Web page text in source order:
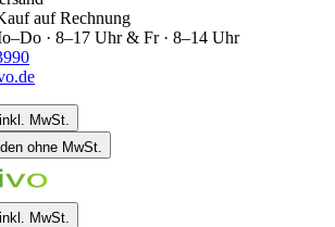
auf Rechnung
· 8–17 Uhr & Fr · 8–14 Uhr
inkl. MwSt.
ohne MwSt.
inkl. MwSt.